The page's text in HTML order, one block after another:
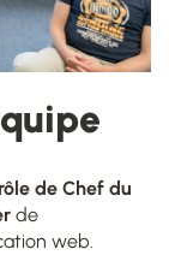
de Chef du
de
web.